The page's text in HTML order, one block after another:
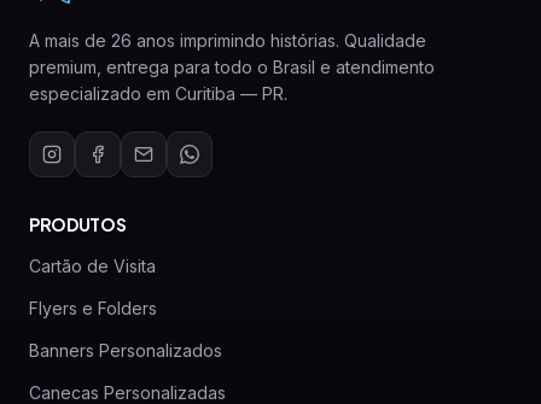
A mais de 26 anos imprimindo histórias. Qualidade
premium, entrega para todo o Brasil e atendimento
especializado em Curitiba — PR.
PRODUTOS
Cartão de Visita
Flyers e Folders
Banners Personalizados
Canecas Personalizadas